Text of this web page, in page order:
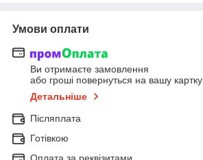
Умови оплати
Ви отримаєте замовлення
або гроші повернуться на вашу картку
Детальніше
Післяплата
Готівкою